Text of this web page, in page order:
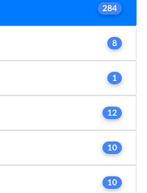
284
8
1
12
10
10